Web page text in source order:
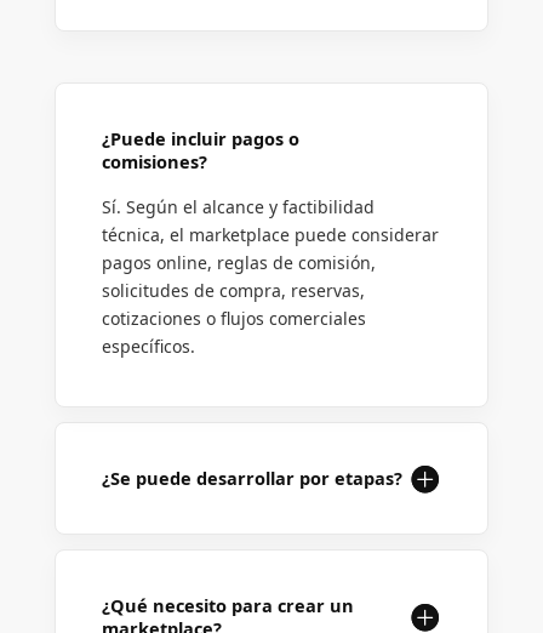
¿Puede incluir pagos o
comisiones?
Sí. Según el alcance y factibilidad
técnica, el marketplace puede considerar
pagos online, reglas de comisión,
solicitudes de compra, reservas,
cotizaciones o flujos comerciales
específicos.
¿Se puede desarrollar por etapas?
¿Qué necesito para crear un